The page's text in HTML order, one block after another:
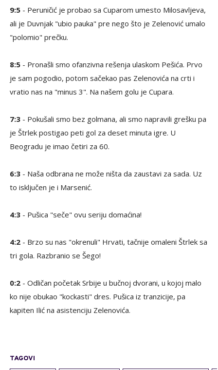
9:5 - Peruničić je probao sa Cuparom umesto Milosavljeva,
ali je Duvnjak "ubio pauka" pre nego što je Zelenović umalo
"polomio" prečku.
8:5 - Pronašli smo ofanzivna rešenja ulaskom Pešića. Prvo
je sam pogodio, potom sačekao pas Zelenovića na crti i
vratio nas na "minus 3". Na našem golu je Cupara.
7:3 - Pokušali smo bez golmana, ali smo napravili grešku pa
je Štrlek postigao peti gol za deset minuta igre. U
Beogradu je imao četiri za 60.
6:3 - Naša odbrana ne može ništa da zaustavi za sada. Uz
to isključen je i Marsenić.
4:3 - Pušica "seče" ovu seriju domaćina!
4:2 - Brzo su nas "okrenuli" Hrvati, tačnije omaleni Štrlek sa
tri gola. Razbranio se Šego!
0:2 - Odličan početak Srbije u bučnoj dvorani, u kojoj malo
ko nije obukao "kockasti" dres. Pušica iz tranzicije, pa
kapiten Ilić na asistenciju Zelenovića.
TAGOVI